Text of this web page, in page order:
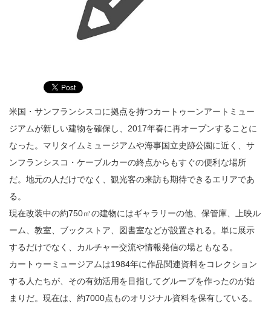
米国・サンフランシスコに拠点を持つカートゥーンアートミュー
ジアムが新しい建物を確保し、2017年春に再オープンすることに
なった。マリタイムミュージアムや海事国立史跡公園に近く、サ
ンフランシスコ・ケーブルカーの終点からもすぐの便利な場所
だ。地元の人だけでなく、観光客の来訪も期待できるエリアであ
る。
現在改装中の約750㎡の建物にはギャラリーの他、保管庫、上映ル
ーム、教室、ブックストア、図書室などが設置される。単に展示
するだけでなく、カルチャー交流や情報発信の場ともなる。
カートゥーミュージアムは1984年に作品関連資料をコレクション
する人たちが、その有効活用を目指してグループを作ったのが始
まりだ。現在は、約7000点ものオリジナル資料を保有している。